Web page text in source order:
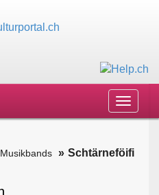
Toggle
Schtärneföifi